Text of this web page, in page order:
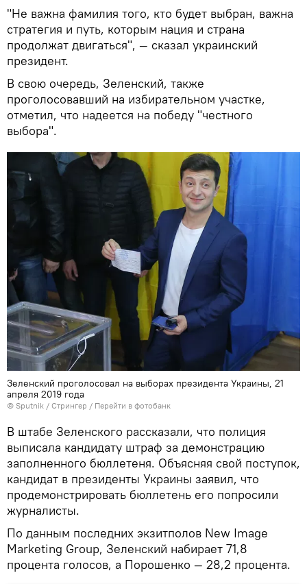
"Не важна фамилия того, кто будет выбран, важна
стратегия и путь, которым нация и страна
продолжат двигаться", — сказал украинский
президент.
В свою очередь, Зеленский, также
проголосовавший на избирательном участке,
отметил, что надеется на победу "честного
выбора".
Зеленский проголосовал на выборах президента Украины, 21
апреля 2019 года
© Sputnik / Стрингер / Перейти в фотобанк
В штабе Зеленского рассказали, что полиция
выписала кандидату штраф за демонстрацию
заполненного бюллетеня. Объясняя свой поступок,
кандидат в президенты Украины заявил, что
продемонстрировать бюллетень его попросили
журналисты.
По данным последних экзитполов New Image
Marketing Group, Зеленский набирает 71,8
процента голосов, а Порошенко — 28,2 процента.